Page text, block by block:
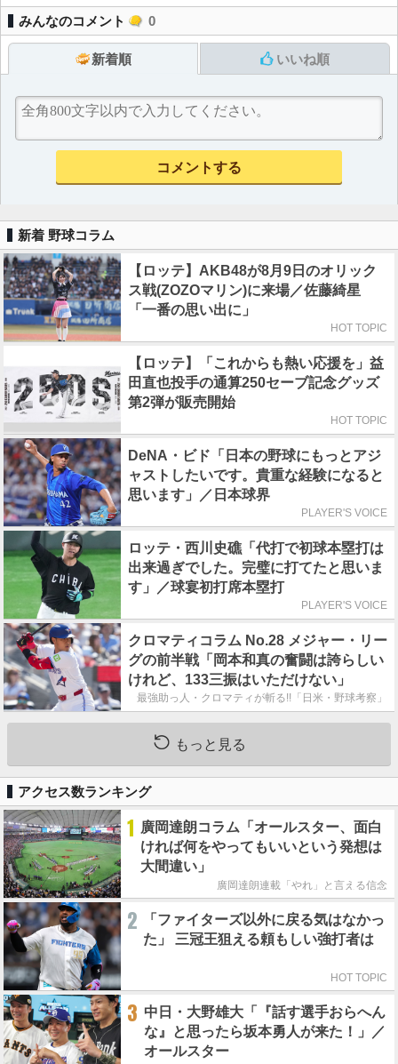
みんなのコメント 0
新着順 いいね順
新着 野球コラム
【ロッテ】AKB48が8月9日のオリック
ス戦(ZOZOマリン)に来場／佐藤綺星
「一番の思い出に」
HOT TOPIC
【ロッテ】「これからも熱い応援を」益
田直也投手の通算250セーブ記念グッズ
第2弾が販売開始
HOT TOPIC
DeNA・ビド「日本の野球にもっとアジ
ャストしたいです。貴重な経験になると
思います」／日本球界
PLAYER'S VOICE
ロッテ・西川史礁「代打で初球本塁打は
出来過ぎでした。完璧に打てたと思いま
す」／球宴初打席本塁打
PLAYER'S VOICE
クロマティコラム No.28 メジャー・リー
グの前半戦「岡本和真の奮闘は誇らしい
けれど、133三振はいただけない」
最強助っ人・クロマティが斬る!!「日米・野球考察」
もっと見る
アクセス数ランキング
1 廣岡達朗コラム「オールスター、面白
ければ何をやってもいいという発想は
大間違い」
廣岡達朗連載「やれ」と言える信念
2
「ファイターズ以外に戻る気はなかっ
た」 三冠王狙える頼もしい強打者は
HOT TOPIC
3 中日・大野雄大「『話す選手おらへん
な』と思ったら坂本勇人が来た！」／
オールスター